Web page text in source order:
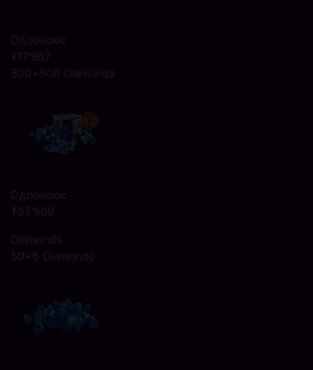
Одооноос
₮17'967
500+500 Diamonds
Одооноос
₮35'969
Diamonds
50+5 Diamonds